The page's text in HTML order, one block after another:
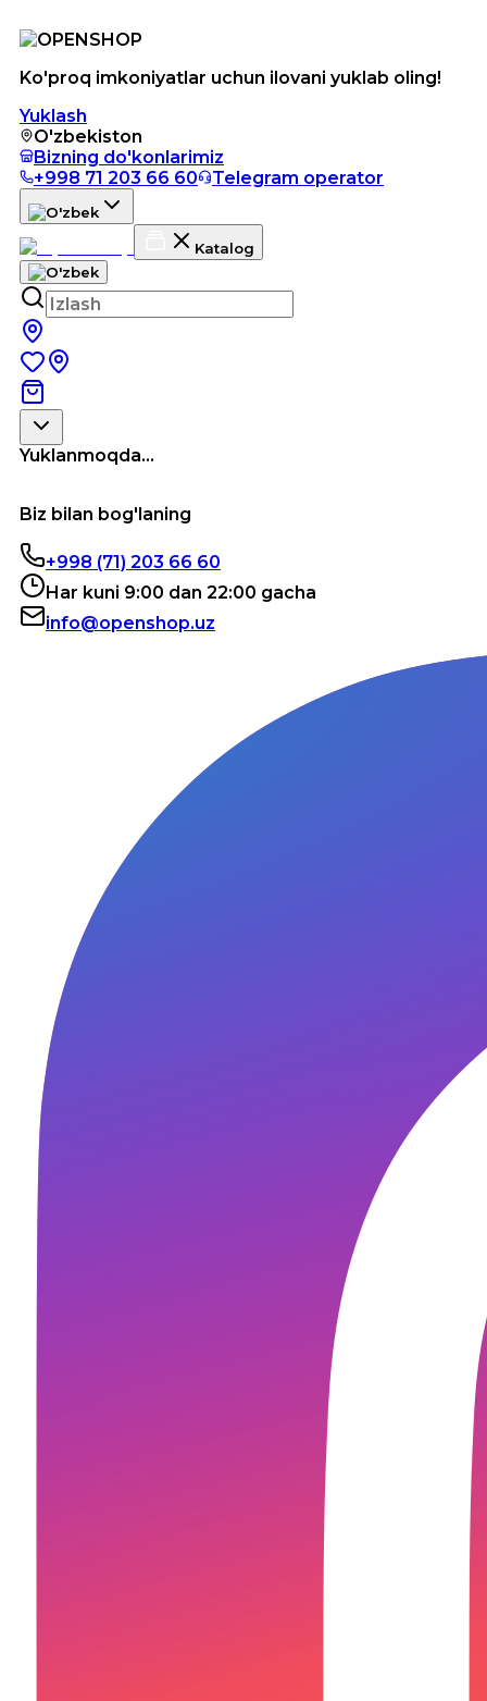
Ko'proq imkoniyatlar uchun ilovani yuklab oling!
Yuklash
O'zbekiston
Bizning do'konlarimiz
+998 71 203 66 60
Telegram operator
Katalog
Yuklanmoqda...
Biz bilan bog'laning
+998 (71) 203 66 60
Har kuni 9:00 dan 22:00 gacha
info@openshop.uz